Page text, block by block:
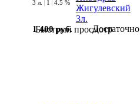
Быстрый просмотр
3 л. 1 4.5 %
1 400 руб. Достаточно